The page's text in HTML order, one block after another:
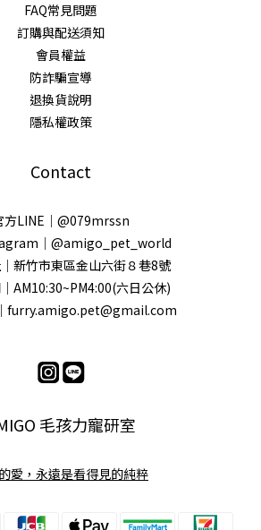
FAQ常見問題
訂購與配送須知
會員權益
防詐騙宣導
退換貨說明
隱私權政策
Contact
方LINE｜@079mrssn
｜@amigo_pet_world
新竹市東區金山六街８巷8號
AM10:30~PM4:00(六日公休)
furry.amigo.pet@gmail.com
毛孩力寵研室
愛，永遠是看得見的純粹